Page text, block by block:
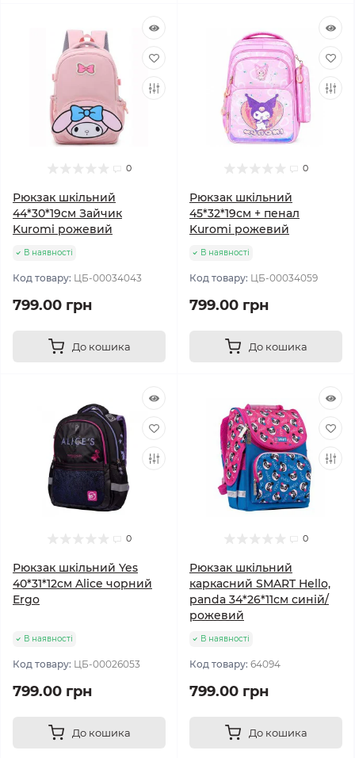
0
Рюкзак шкільний
44*30*19см Зайчик
Kuromi рожевий
В наявності
Код товару: ЦБ-00034043
799.00 грн
До кошика
0
Рюкзак шкільний
45*32*19см + пенал
Kuromi рожевий
В наявності
Код товару: ЦБ-00034059
799.00 грн
До кошика
0
Рюкзак шкільний Yes
40*31*12см Alice чорний
Ergo
В наявності
Код товару: ЦБ-00026053
799.00 грн
До кошика
0
Рюкзак шкільний
каркасний SMART Hello,
panda 34*26*11см синій/
рожевий
В наявності
Код товару: 64094
799.00 грн
До кошика